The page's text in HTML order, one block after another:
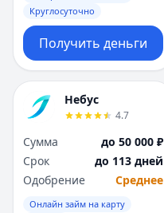
Круглосуточно
Получить деньги
Небус
4.7
Сумма
до 50 000 ₽
Срок
до 113 дней
Одобрение
Среднее
Онлайн займ на карту